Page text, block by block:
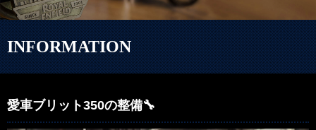
INFORMATION
愛車ブリット350の整備🔧